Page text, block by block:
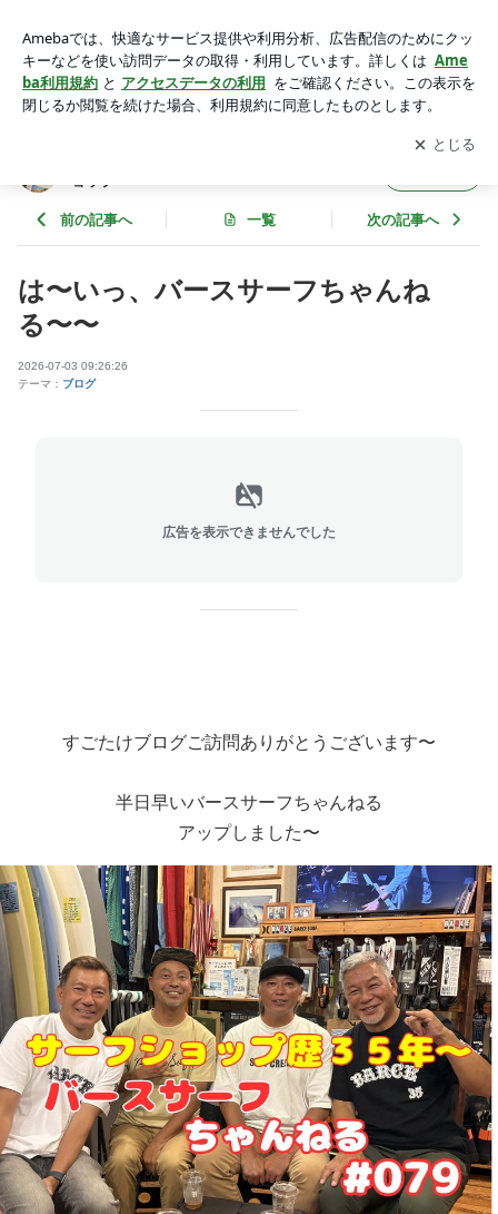
店 埼玉県川口市サーフショップ
アプリをダウンロードして ブログの更新通知
を受け取りまし
ょう。
開く
ョップ
前の記事へ 一覧 次の記事へ
は〜いっ、バースサーフちゃんね
る〜〜
2026-07-03 09:26:26
テーマ： ブログ
広告を表示できませんでした
すごたけブログご訪問ありがとうございます〜
半日早いバースサーフちゃんねる
アップしました〜